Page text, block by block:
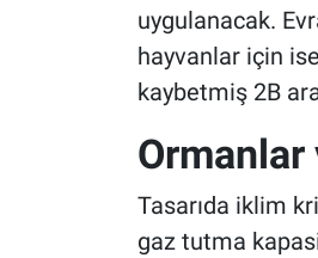
uygulanacak.
hayvanlar için
kaybetmiş 2B
Ormanlar
Tasarıda iklim
gaz tutma